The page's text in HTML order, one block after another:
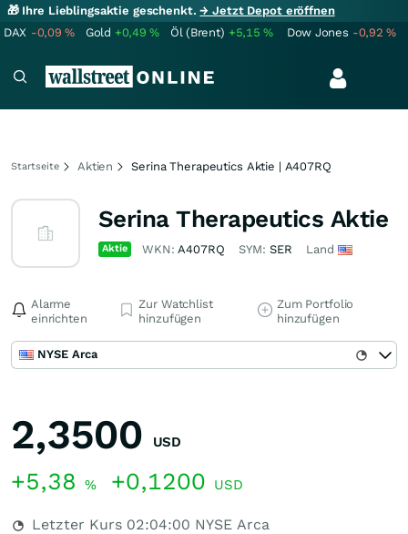
🎁 Ihre Lieblingsaktie geschenkt.→ Jetzt Depot eröffnen
DAX -0,09% Gold +0,49% Öl (Brent) +5,15% Dow Jones -0,92%
Startseite Aktien Serina Therapeutics Aktie | A407RQ
Serina Therapeutics Aktie
Aktie WKN:A407RQ SYM: SER Land
Alarme
einrichten
Zur Watchlist
hinzufügen
Zum Portfolio
hinzufügen
NYSE Arca
2,3500 USD
+5,38 % +0,1200 USD
Letzter Kurs 02:04:00 NYSE Arca